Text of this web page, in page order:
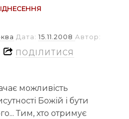
Дата: 15.11.2008 Автор:
ПОДІЛИТИСЯ
можливість
Божій і бути
Тим, хто отримує